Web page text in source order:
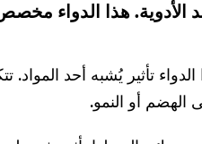
هذا الدواء مخصص
تأثير يُشبه أحد
الهضم أو النمو.